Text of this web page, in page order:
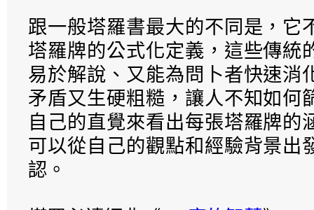
跟一般塔羅書最大的不同是，它
塔羅牌的公式化定義，這些傳統
易於解說、又能為問卜者快速消
矛盾又生硬粗糙，讓人不知如何
自己的直覺來看出每張塔羅牌的
可以從自己的觀點和經驗背景出
認。